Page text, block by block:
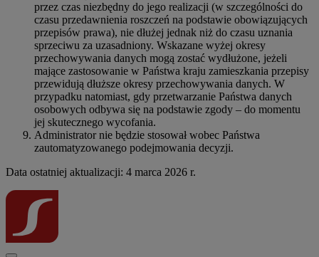
przez czas niezbędny do jego realizacji (w szczególności do
czasu przedawnienia roszczeń na podstawie obowiązujących
przepisów prawa), nie dłużej jednak niż do czasu uznania
sprzeciwu za uzasadniony. Wskazane wyżej okresy
przechowywania danych mogą zostać wydłużone, jeżeli
mające zastosowanie w Państwa kraju zamieszkania przepisy
przewidują dłuższe okresy przechowywania danych. W
przypadku natomiast, gdy przetwarzanie Państwa danych
osobowych odbywa się na podstawie zgody – do momentu
jej skutecznego wycofania.
Administrator nie będzie stosował wobec Państwa
zautomatyzowanego podejmowania decyzji.
Data ostatniej aktualizacji: 4 marca 2026 r.